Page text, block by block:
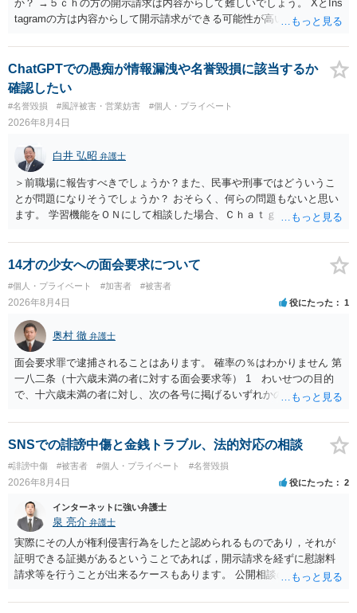
か？ →５ｃｈの方の開示請求は内容からして難しいでしょう。 XとIns
tagramの方は内容からして開示請求ができる可能性が高いでしょう。
いでしょう。７月中にアカウントが削除されている場合、今から進め
ても失敗する可能性が高いように思われます。 相手を特定できた場
合、相手に全ての弁護士費用を負担させることは可能でしょうか？ →
訴訟外の交渉で相手方が認めれば負担させることができるでしょう。
訴訟で判決となった場合は、実際の弁護士費用が認められる場合と認
められない場合があり何ともいえないところでしょう。
ChatGPTでの愚痴が情報漏洩や名誉毀損に該当するか
確認したい
#名誉毀損 #風評被害・営業妨害 #個人・プライベート
2026年8月4日
白井 弘昭 弁護士
＞前職場に報告すべきでしょうか？また、民事や刑事ではどういうこ
とが問題になりそうでしょうか？ おそらく、何らの問題もないと思い
ます。 学習機能をＯＮにして相談した場合、Ｃｈａｔｇｐｔがｏｐｅ
する可能性がありますが、個人名や会社名を特定していない限り、一
般論として抽象化されて回答に織り込まれる可能性が生じるにすぎま
せんので、その情報自体が、秘密情報に当たるとは思えませんし、名
誉棄損として、個人や会社に対する誹謗中傷の不特定多数への公開に
当たるとも思われません。 もちろん、誰がその内容をｃｈａｔｇｐｔ
に入力したかも第三者にしられることはないので、個人や会社の特定
をせずに書き込んだことで（おそらく特定して書き込んだとして
も）、相談者さんが刑事民事の責任に問われることはないでしょう。
私見ながらご参考まで。
14才の少女への面会要求について
#個人・プライベート #加害者 #被害者
2026年8月4日 役にたった 1
奥村 徹 弁護士
面会要求罪で逮捕されることはあります。 確率の％はわかりません 第
一八二条（十六歳未満の者に対する面会要求等） 1 わいせつの目的
で、十六歳未満の者に対し、次の各号に掲げるいずれかの行為をした
が生まれた日より五年以上前の日に生まれた者に限る。）は、一年以
下の拘禁刑又は五十万円以下の罰金に処する。 一 威迫し、偽計を用
い又は誘惑して面会を要求すること。 二 拒まれたにもかかわらず、
反復して面会を要求すること。 三 金銭その他の利益を供与し、又は
その申込み若しくは約束をして面会を要求すること。 2前項の罪を犯
し、よってわいせつの目的で当該十六歳未満の者と面会をした者は、
二年以下の拘禁刑又は百万円以下の罰金に処する。
SNSでの誹謗中傷と金銭トラブル、法的対応の相談
#誹謗中傷 #被害者 #個人・プライベート #名誉毀損
2026年8月4日 役にたった 2
インターネットに強い弁護士
泉 亮介 弁護士
実際にその人が権利侵害行為をしたと認められるものであり，それが
証明できる証拠があるということであれば，開示請求を経ずに慰謝料
請求等を行うことが出来るケースもあります。 公開相談の場では回答
に個別に相談されると良いでしょう。